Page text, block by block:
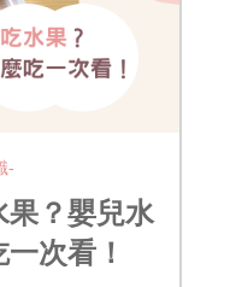
-
果？嬰兒水
次看！